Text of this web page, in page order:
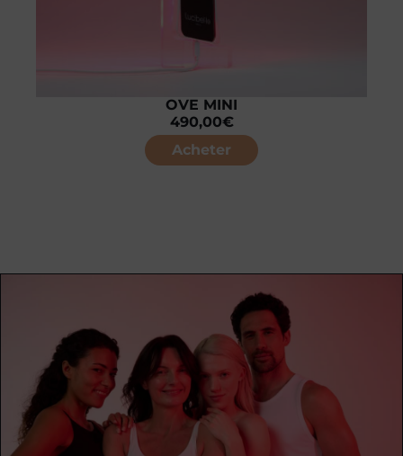
OVE MINI
490,00€
Acheter